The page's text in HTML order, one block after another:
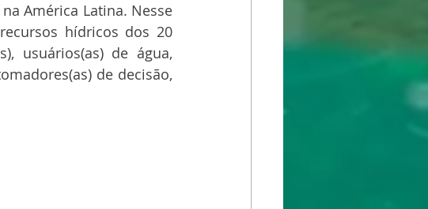
América Latina. Nesse
hídricos dos 20
usuários(as) de água,
de decisão,